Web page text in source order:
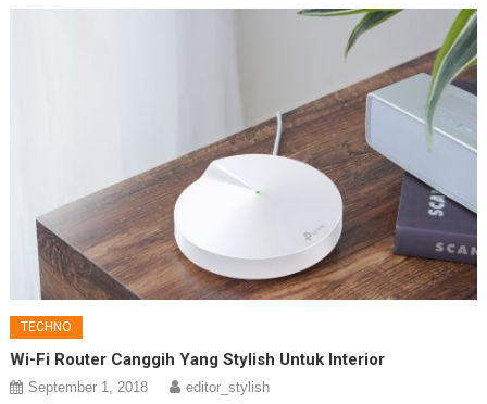
TECHNO
Wi-Fi Router Canggih Yang Stylish Untuk Interior
September 1, 2018 editor_stylish